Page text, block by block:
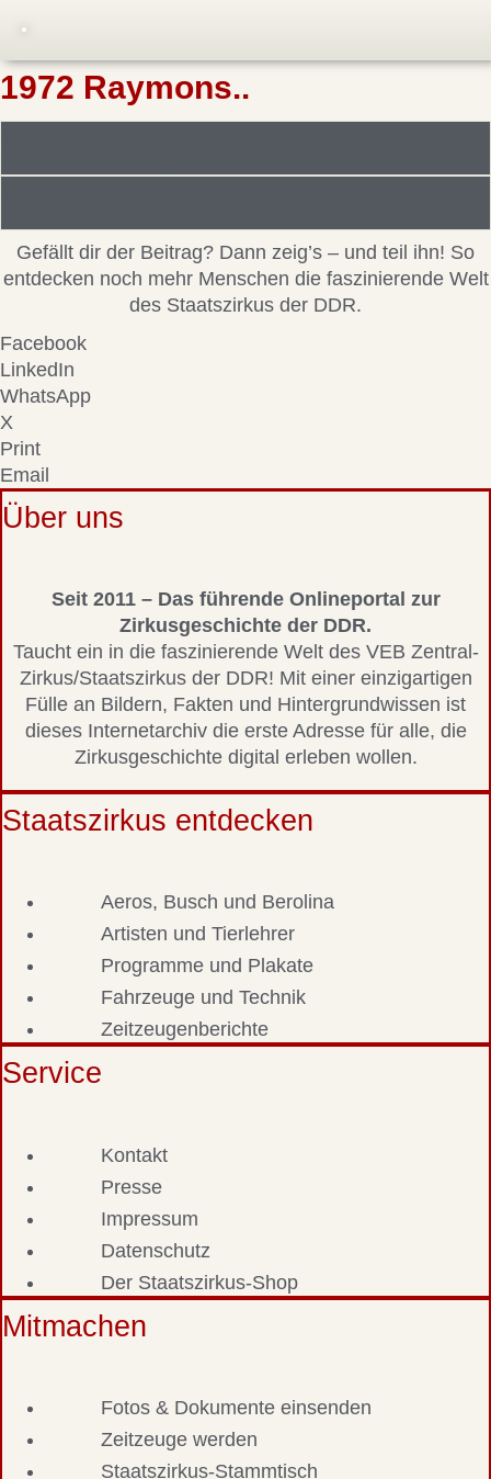
1972 Raymons..
Gefällt dir der Beitrag? Dann zeig’s – und teil ihn! So
entdecken noch mehr Menschen die faszinierende Welt
des Staatszirkus der DDR.
Facebook
LinkedIn
WhatsApp
X
Print
Email
Über uns
Seit 2011 – Das führende Onlineportal zur
Zirkusgeschichte der DDR.
Taucht ein in die faszinierende Welt des VEB Zentral-
Zirkus/Staatszirkus der DDR! Mit einer einzigartigen
Fülle an Bildern, Fakten und Hintergrundwissen ist
dieses Internetarchiv die erste Adresse für alle, die
Zirkusgeschichte digital erleben wollen.
Staatszirkus entdecken
Aeros, Busch und Berolina
Artisten und Tierlehrer
Programme und Plakate
Fahrzeuge und Technik
Zeitzeugenberichte
Service
Kontakt
Presse
Impressum
Datenschutz
Der Staatszirkus-Shop
Mitmachen
Fotos & Dokumente einsenden
Zeitzeuge werden
Staatszirkus-Stammtisch